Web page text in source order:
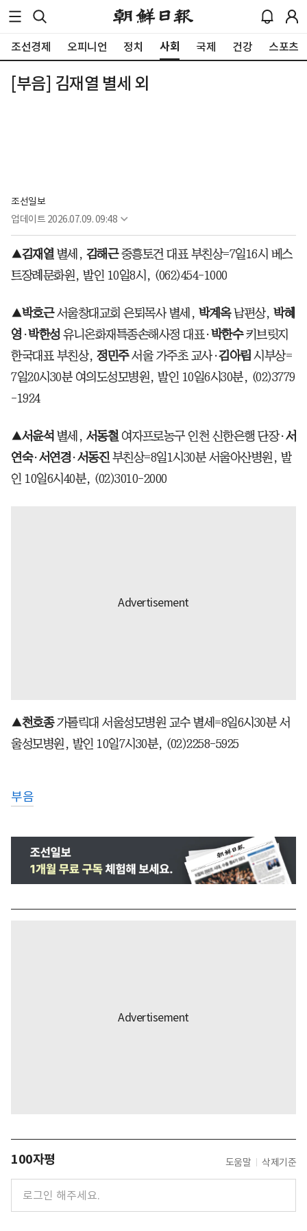
조선경제 오피니언 정치 사회 국제 건강 스포츠
[부음] 김재열 별세 외
조선일보
업데이트 2026.07.09. 09:48
▲김재열 별세, 김해근중흥토건 대표 부친상=7일16시 베스
트장례문화원, 발인 10일8시, (062)454-1000
▲박호근서울창대교회 은퇴목사 별세, 박계옥남편상, 박혜
영·박한성유니온화재특종손해사정 대표·박한수키브릿지
한국대표 부친상, 정민주서울 가주초 교사·김아림시부상=
7일20시30분 여의도성모병원, 발인 10일6시30분, (02)3779
-1924
▲서윤석 별세, 서동철 여자프로농구 인천 신한은행 단장·서
연숙·서연경·서동진 부친상=8일1시30분 서울아산병원, 발
인 10일6시40분, (02)3010-2000
▲천호종가톨릭대 서울성모병원 교수 별세=8일6시30분 서
울성모병원, 발인 10일7시30분, (02)2258-5925
부음
100자평 도움말 삭제기준